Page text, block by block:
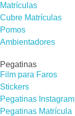
Matrículas
Cubre Matrículas
Pomos
Ambientadores
Pegatinas
Film para Faros
Stickers
Pegatinas Instagram
Pegatinas Matrícula